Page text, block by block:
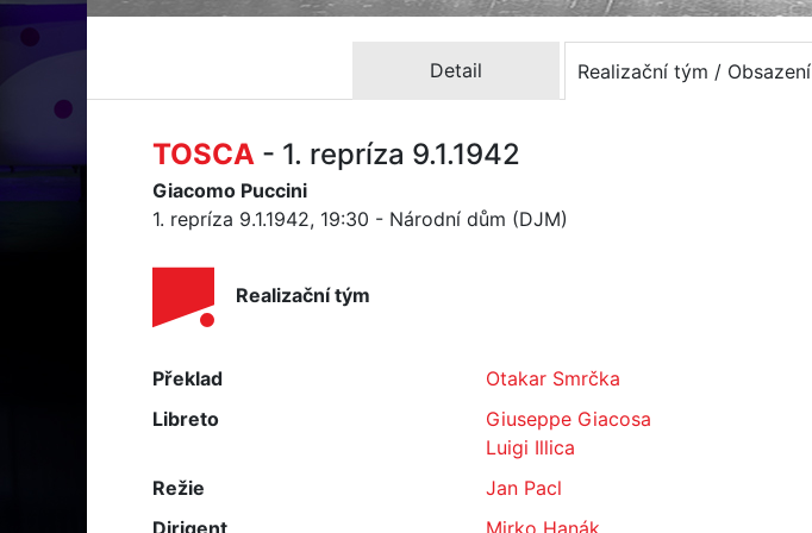
Detail Realizační tým / Obsazení
TOSCA - 1. repríza 9.1.1942
Giacomo Puccini
1. repríza 9.1.1942, 19:30 - Národní dům (DJM)
Realizační tým
Překlad
Otakar Smrčka
Libreto
Giuseppe Giacosa
Luigi Illica
Režie
Jan Pacl
Dirigent
Mirko Hanák